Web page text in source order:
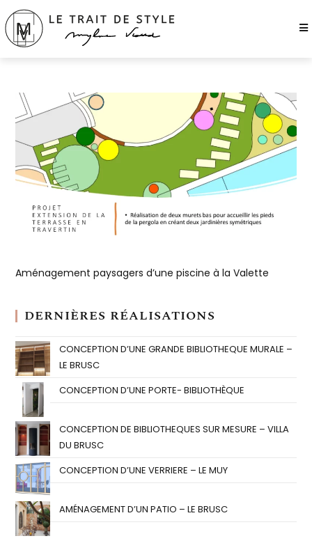
Aménagement paysagers d’une piscine à la Valette
DERNIÈRES RÉALISATIONS
CONCEPTION D’UNE GRANDE BIBLIOTHEQUE MURALE –
LE BRUSC
CONCEPTION D’UNE PORTE- BIBLIOTHÈQUE
CONCEPTION DE BIBLIOTHEQUES SUR MESURE – VILLA
DU BRUSC
CONCEPTION D’UNE VERRIERE – LE MUY
AMÉNAGEMENT D’UN PATIO – LE BRUSC